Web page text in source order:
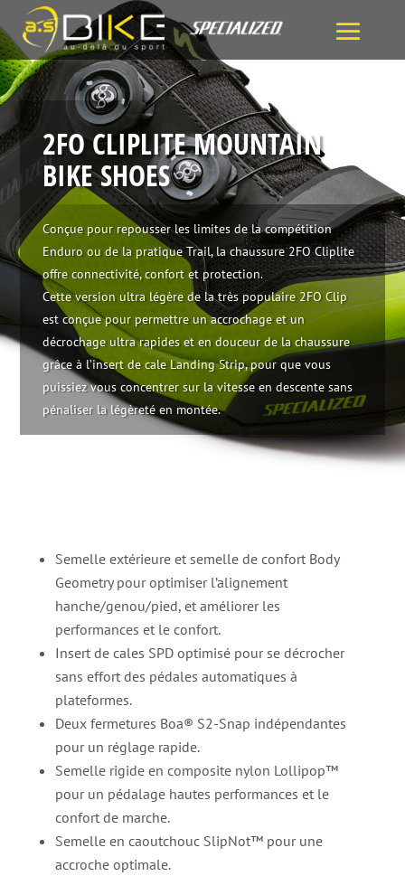
2FO CLIPLITE MOUNTAIN
BIKE SHOES
Conçue pour repousser les limites de la compétition
Enduro ou de la pratique Trail, la chaussure 2FO Cliplite
offre connectivité, confort et protection.
Cette version ultra légère de la très populaire 2FO Clip
est conçue pour permettre un accrochage et un
décrochage ultra rapides et en douceur de la chaussure
grâce à l’insert de cale Landing Strip, pour que vous
puissiez vous concentrer sur la vitesse en descente sans
pénaliser la légèreté en montée.
Semelle extérieure et semelle de confort Body
Geometry pour optimiser l’alignement
hanche/genou/pied, et améliorer les
performances et le confort.
Insert de cales SPD optimisé pour se décrocher
sans effort des pédales automatiques à
plateformes.
Deux fermetures Boa® S2-Snap indépendantes
pour un réglage rapide.
Semelle rigide en composite nylon Lollipop™
pour un pédalage hautes performances et le
confort de marche.
Semelle en caoutchouc SlipNot™ pour une
accroche optimale.